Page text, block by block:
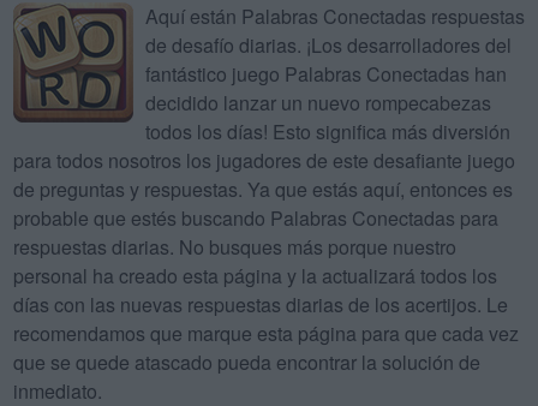
Aquí están Palabras Conectadas respuestas
de desafío diarias. ¡Los desarrolladores del
fantástico juego Palabras Conectadas han
decidido lanzar un nuevo rompecabezas
todos los días! Esto significa más diversión
para todos nosotros los jugadores de este desafiante juego
de preguntas y respuestas. Ya que estás aquí, entonces es
probable que estés buscando Palabras Conectadas para
respuestas diarias. No busques más porque nuestro
personal ha creado esta página y la actualizará todos los
días con las nuevas respuestas diarias de los acertijos. Le
recomendamos que marque esta página para que cada vez
que se quede atascado pueda encontrar la solución de
inmediato.